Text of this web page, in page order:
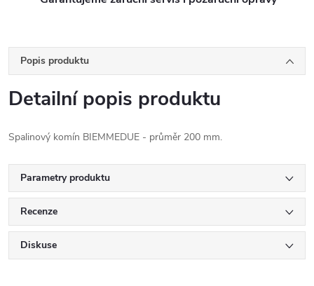
Popis produktu
Detailní popis produktu
Spalinový komín BIEMMEDUE - průměr 200 mm.
Parametry produktu
Recenze
Diskuse